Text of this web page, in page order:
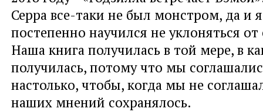
Серра все-таки не был монстром, да и
постепенно научился не уклоняться от
Наша книга получилась в той мере, в
получилась, потому что мы
настолько, чтобы, когда мы не
наших мнений сохранялось.